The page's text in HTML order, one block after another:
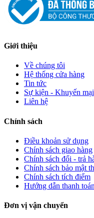
Giới thiệu
Về chúng tôi
Hệ thống cửa hàng
Tin tức
Sự kiện - Khuyến mại
Liên hệ
Chính sách
Điều khoản sử dụng
Chính sách giao hàng
Chính sách đổi - trả
Chính sách bảo mật
Chính sách tích điểm
Hướng dẫn thanh toán
Đơn vị vận chuyển